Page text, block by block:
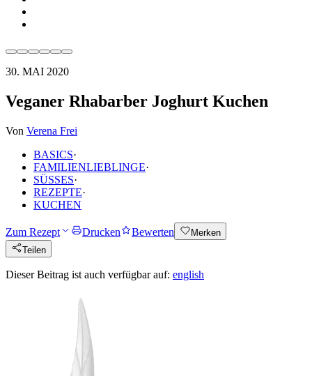
30. MAI 2020
Veganer Rhabarber Joghurt Kuchen
Von Verena Frei
BASICS·
FAMILIENLIEBLINGE·
SÜSSES·
REZEPTE·
KUCHEN
Zum Rezept Drucken Bewerten
Merken
Teilen
Dieser Beitrag ist auch verfügbar auf: english